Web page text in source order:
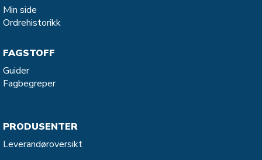
Min side
Ordrehistorikk
FAGSTOFF
Guider
Fagbegreper
PRODUSENTER
Leverandøroversikt